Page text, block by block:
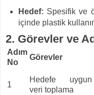
Hedef: Spesifik ve
içinde plastik
2. Görevler ve
Adım
No
Görevler
1
Hedefe uygun
veri toplama